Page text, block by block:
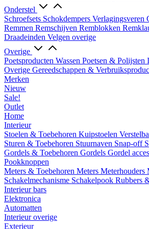
Onderstel
Schroefsets Schokdempers Verlagingsveren
Remmen Remschijven Remblokken
Draadeinden Velgen overige
Overige
Poetsproducten Wassen Poetsen & Polijsten
Overige Gereedschappen &
Merken
Nieuw
Sale!
Outlet
Home
Interieur
Stoelen & Toebehoren Kuipstoelen
Sturen & Toebehoren Stuurnaven Snap-off
Gordels & Toebehoren Gordels Gordel
Pookknoppen
Meters & Toebehoren Meters Meterhouders
Schakelmechanisme Schakelpook Rubbers
Interieur bars
Elektronica
Automatten
Interieur overige
Exterieur